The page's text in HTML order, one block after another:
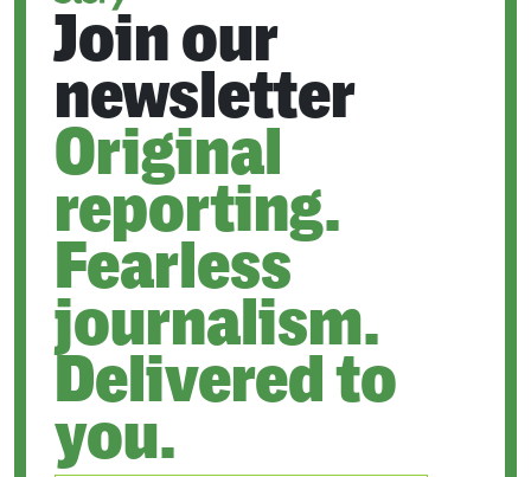
Join our
newsletter
Original
reporting.
Fearless
journalism.
Delivered to
you.